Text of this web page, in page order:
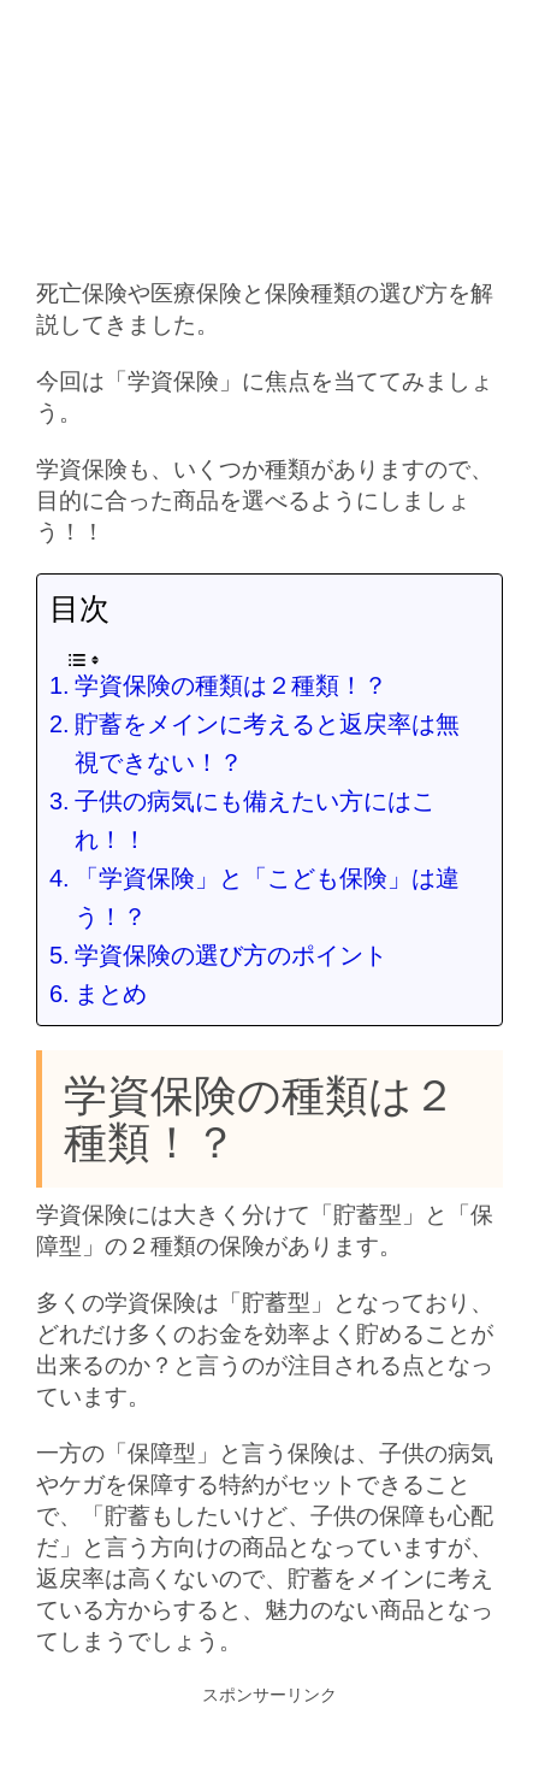
死亡保険や医療保険と保険種類の選び方を解
説してきました。
今回は「学資保険」に焦点を当ててみましょ
う。
学資保険も、いくつか種類がありますので、
目的に合った商品を選べるようにしましょ
う！！
目次
学資保険の種類は２種類！？
貯蓄をメインに考えると返戻率は無
視できない！？
子供の病気にも備えたい方にはこ
れ！！
「学資保険」と「こども保険」は違
う！？
学資保険の選び方のポイント
まとめ
学資保険の種類は２
種類！？
学資保険には大きく分けて「貯蓄型」と「保
障型」の２種類の保険があります。
多くの学資保険は「貯蓄型」となっており、
どれだけ多くのお金を効率よく貯めることが
出来るのか？と言うのが注目される点となっ
ています。
一方の「保障型」と言う保険は、子供の病気
やケガを保障する特約がセットできること
で、「貯蓄もしたいけど、子供の保障も心配
だ」と言う方向けの商品となっていますが、
返戻率は高くないので、貯蓄をメインに考え
ている方からすると、魅力のない商品となっ
てしまうでしょう。
スポンサーリンク